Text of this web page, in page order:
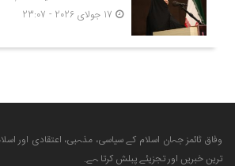
17 جولای 2026 - 23:07
وفاق ٹائمز جہان اسلام کے سیاسی، مذہبی، اعتقادی اور
ترین خبریں اور تجزیئے پبلش کرتا ہے.